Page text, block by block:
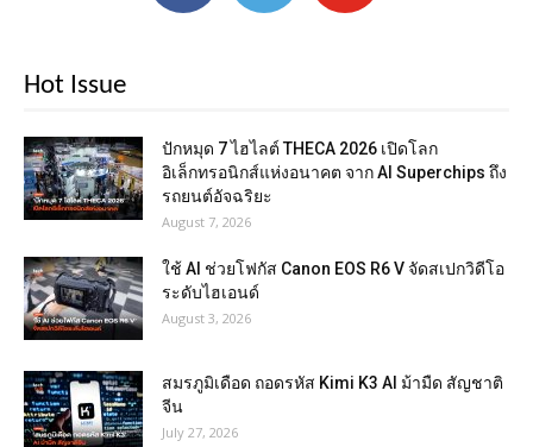
Hot Issue
ปักหมุด 7 ไฮไลต์ THECA 2026 เปิดโลก
อิเล็กทรอนิกส์แห่งอนาคต จาก AI Superchips ถึง
รถยนต์อัจฉริยะ
August 7, 2026
ใช้ AI ช่วยโฟกัส Canon EOS R6 V จัดสเปกวิดีโอ
ระดับไฮเอนด์
August 3, 2026
สมรภูมิเดือด ถอดรหัส Kimi K3 AI ม้ามืด สัญชาติ
จีน
July 27, 2026